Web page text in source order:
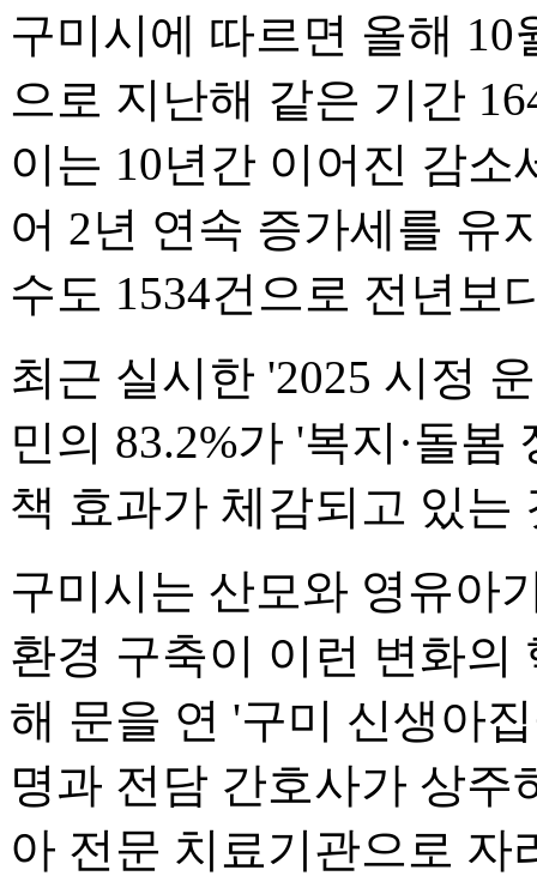
구미시에 따르면 올해 10
으로 지난해 같은 기간
이는 10년간 이어진 감
어 2년 연속 증가세를 유
수도 1534건으로 전년보
최근 실시한 '2025 시정
민의 83.2%가 '복지·돌
책 효과가 체감되고 있는
구미시는 산모와 영유아
환경 구축이 이런 변화의
해 문을 연 '구미 신생아
명과 전담 간호사가 상
아 전문 치료기관으로 자